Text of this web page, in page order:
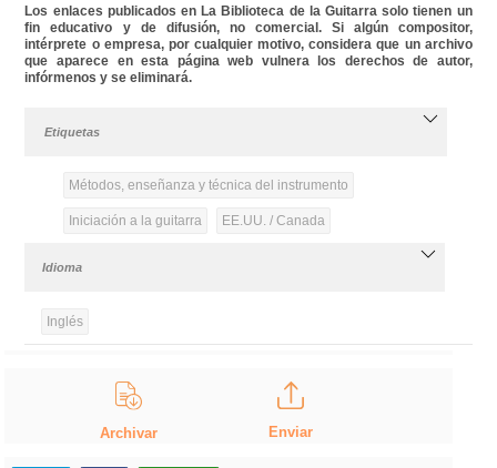
Los enlaces publicados en La Biblioteca de la Guitarra solo tienen un
fin educativo y de difusión, no comercial. Si algún compositor,
intérprete o empresa, por cualquier motivo, considera que un archivo
que aparece en esta página web vulnera los derechos de autor,
infórmenos y se eliminará.
Etiquetas
Métodos, enseñanza y técnica del instrumento
Iniciación a la guitarra EE.UU. / Canada
Idioma
Inglés
Archivar Enviar